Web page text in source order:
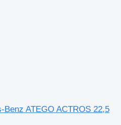
ATEGO ACTROS 22,5